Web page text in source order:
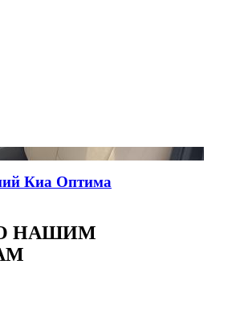
Киа Оптима
НАШИМ